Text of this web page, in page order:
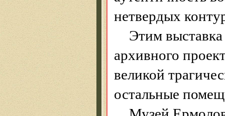
нетвердых
Этим
архивного
великой
остальные